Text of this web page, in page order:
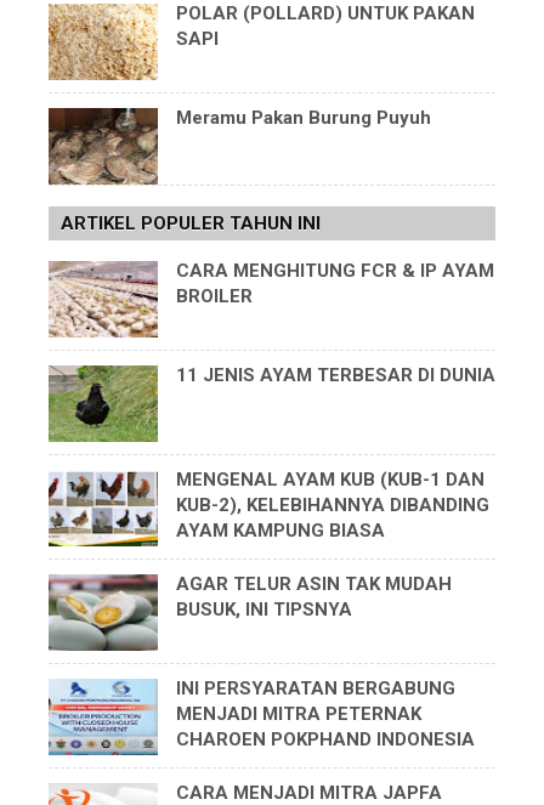
POLAR (POLLARD) UNTUK PAKAN
SAPI
Meramu Pakan Burung Puyuh
ARTIKEL POPULER TAHUN INI
CARA MENGHITUNG FCR & IP AYAM
BROILER
11 JENIS AYAM TERBESAR DI DUNIA
MENGENAL AYAM KUB (KUB-1 DAN
KUB-2), KELEBIHANNYA DIBANDING
AYAM KAMPUNG BIASA
AGAR TELUR ASIN TAK MUDAH
BUSUK, INI TIPSNYA
INI PERSYARATAN BERGABUNG
MENJADI MITRA PETERNAK
CHAROEN POKPHAND INDONESIA
CARA MENJADI MITRA JAPFA